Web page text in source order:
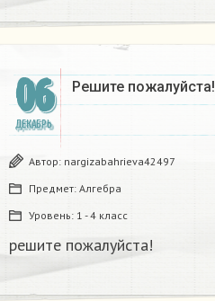
06
ДЕКАБРЬ
Решите пожалуйста!
Автор: nargizabahrieva42497
Предмет: Алгебра
Уровень: 1 - 4 класс
решите пожалуйста!